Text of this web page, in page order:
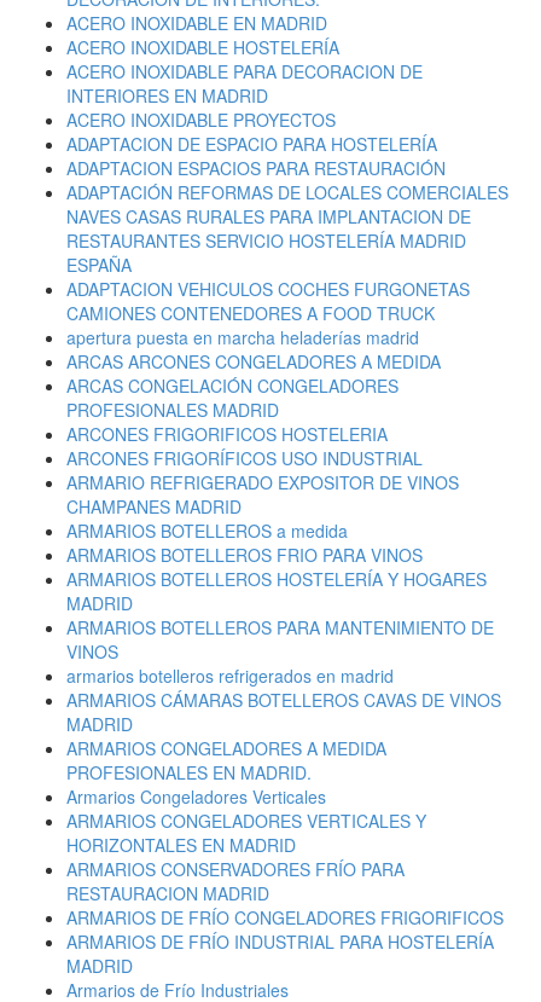
ACERO INOXIDABLE EN MADRID
ACERO INOXIDABLE HOSTELERÍA
ACERO INOXIDABLE PARA DECORACION DE
INTERIORES EN MADRID
ACERO INOXIDABLE PROYECTOS
ADAPTACION DE ESPACIO PARA HOSTELERÍA
ADAPTACION ESPACIOS PARA RESTAURACIÓN
ADAPTACIÓN REFORMAS DE LOCALES COMERCIALES
NAVES CASAS RURALES PARA IMPLANTACION DE
RESTAURANTES SERVICIO HOSTELERÍA MADRID
ESPAÑA
ADAPTACION VEHICULOS COCHES FURGONETAS
CAMIONES CONTENEDORES A FOOD TRUCK
apertura puesta en marcha heladerías madrid
ARCAS ARCONES CONGELADORES A MEDIDA
ARCAS CONGELACIÓN CONGELADORES
PROFESIONALES MADRID
ARCONES FRIGORIFICOS HOSTELERIA
ARCONES FRIGORÍFICOS USO INDUSTRIAL
ARMARIO REFRIGERADO EXPOSITOR DE VINOS
CHAMPANES MADRID
ARMARIOS BOTELLEROS a medida
ARMARIOS BOTELLEROS FRIO PARA VINOS
ARMARIOS BOTELLEROS HOSTELERÍA Y HOGARES
MADRID
ARMARIOS BOTELLEROS PARA MANTENIMIENTO DE
VINOS
armarios botelleros refrigerados en madrid
ARMARIOS CÁMARAS BOTELLEROS CAVAS DE VINOS
MADRID
ARMARIOS CONGELADORES A MEDIDA
PROFESIONALES EN MADRID.
Armarios Congeladores Verticales
ARMARIOS CONGELADORES VERTICALES Y
HORIZONTALES EN MADRID
ARMARIOS CONSERVADORES FRÍO PARA
RESTAURACION MADRID
ARMARIOS DE FRÍO CONGELADORES FRIGORIFICOS
ARMARIOS DE FRÍO INDUSTRIAL PARA HOSTELERÍA
MADRID
Armarios de Frío Industriales